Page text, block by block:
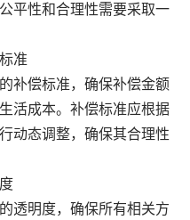
平性和合理性需要采取一
准
补偿标准，确保补偿金额
活成本。补偿标准应根据
动态调整，确保其合理性
透明度，确保所有相关方